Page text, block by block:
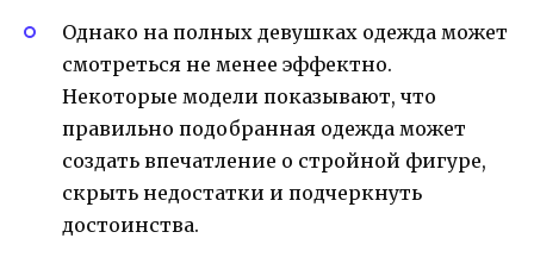
Однако на полных девушках одежда может
смотреться не менее эффектно.
Некоторые модели показывают, что
правильно подобранная одежда может
создать впечатление о стройной фигуре,
скрыть недостатки и подчеркнуть
достоинства.